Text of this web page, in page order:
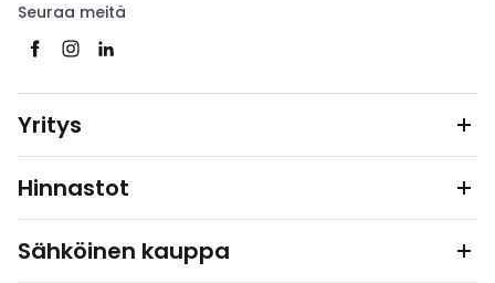
Seuraa meitä
Yritys
Hinnastot
Sähköinen kauppa